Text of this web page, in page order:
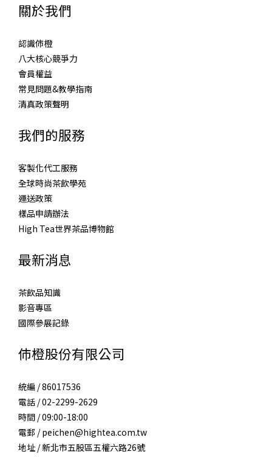
關於我們
認識伂橙
八大核心競爭力
會員權益
常見問題&教學指南
清真政策聲明
我們的服務
客製化代工服務
全球時尚茶飲學苑
運送政策
樣品申請辦法
High Tea世界茶品博物館
最新消息
茶飲品知識
影音專區
國際參展記錄
伂橙股份有限公司
統編 / 86017536
電話 / 02-2299-2629
時間 / 09:00-18:00
電郵 / peichen@hightea.com.tw
地址 / 新北市五股區五權六路26號